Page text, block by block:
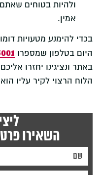
ולהיות בטוחים
אמין.
בכדי להימנע מטעויות
היום בטלפון שמספרו
באתר ונציגינו יחזרו
הלוח הרצוי לקיר עליו
השאירו